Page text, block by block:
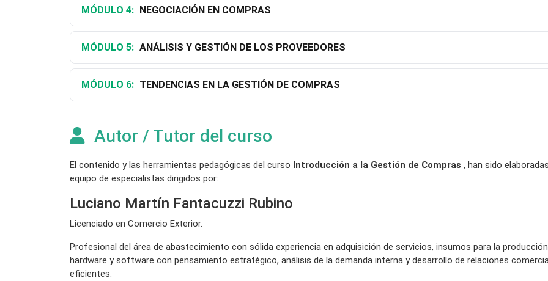
MÓDULO 4: NEGOCIACIÓN EN COMPRAS
MÓDULO 5: ANÁLISIS Y GESTIÓN DE LOS PROVEEDORES
MÓDULO 6: TENDENCIAS EN LA GESTIÓN DE COMPRAS
Autor / Tutor del curso
El contenido y las herramientas pedagógicas del curso Introducción a la Gestión de Compras , han sido
equipo de especialistas dirigidos por:
Luciano Martín Fantacuzzi Rubino
Licenciado en Comercio Exterior.
Profesional del área de abastecimiento con sólida experiencia en adquisición de servicios, insumos para la
hardware y software con pensamiento estratégico, análisis de la demanda interna y desarrollo de relaciones
eficientes.